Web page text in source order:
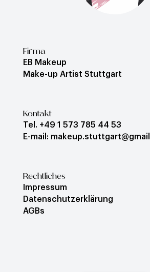
Firma
EB Makeup
Make-up Artist Stuttgart
Kontakt
Tel. +49 1 573 785 44 53
E-mail:
Rechtliches
Impressum
Datenschutzerklärung
AGBs